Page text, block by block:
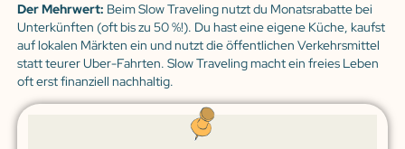
Der Mehrwert: Beim Slow Traveling nutzt du Monatsrabatte bei
Unterkünften (oft bis zu 50 %!). Du hast eine eigene Küche, kaufst
auf lokalen Märkten ein und nutzt die öffentlichen Verkehrsmittel
statt teurer Uber-Fahrten. Slow Traveling macht ein freies Leben
oft erst finanziell nachhaltig.